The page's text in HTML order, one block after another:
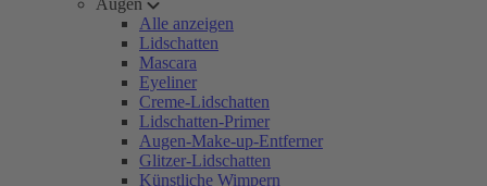
Augen
Alle anzeigen
Lidschatten
Mascara
Eyeliner
Creme-Lidschatten
Lidschatten-Primer
Augen-Make-up-Entferner
Glitzer-Lidschatten
Künstliche Wimpern